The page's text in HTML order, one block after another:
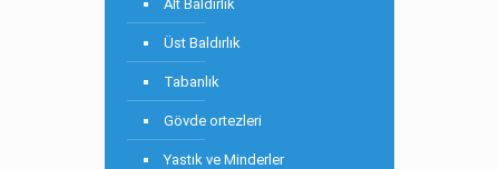
Alt Baldırlık
Üst Baldırlık
Tabanlık
Gövde ortezleri
Yastık ve Minderler